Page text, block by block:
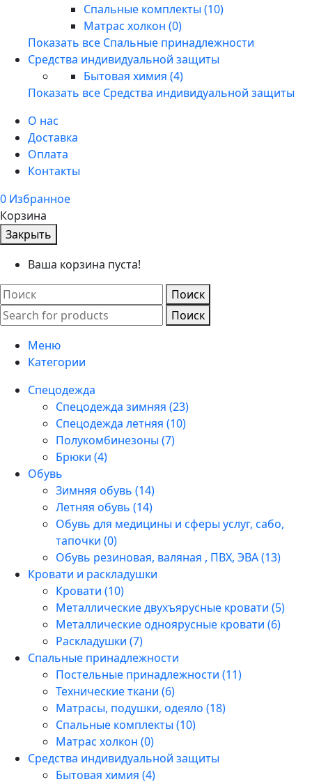
Спальные комплекты (10)
Матрас холкон (0)
Показать все Спальные принадлежности
Средства индивидуальной защиты
Бытовая химия (4)
Показать все Средства индивидуальной защиты
О нас
Доставка
Оплата
Контакты
0 Избранное
Корзина
Закрыть
Ваша корзина пуста!
Поиск
Поиск
Меню
Категории
Спецодежда
Спецодежда зимняя (23)
Спецодежда летняя (10)
Полукомбинезоны (7)
Брюки (4)
Обувь
Зимняя обувь (14)
Летняя обувь (14)
Обувь для медицины и сферы услуг, сабо,
тапочки (0)
Обувь резиновая, валяная , ПВХ, ЭВА (13)
Кровати и раскладушки
Кровати (10)
Металлические двухъярусные кровати (5)
Металлические одноярусные кровати (6)
Раскладушки (7)
Спальные принадлежности
Постельные принадлежности (11)
Технические ткани (6)
Матрасы, подушки, одеяло (18)
Спальные комплекты (10)
Матрас холкон (0)
Средства индивидуальной защиты
Бытовая химия (4)